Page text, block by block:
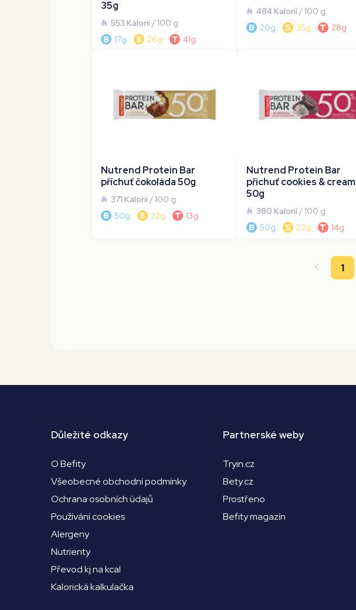
35g
553 Kalorií/ 100 g
B 17g S 26g T 41g
484 Kalorií/ 100 g
B
20g S 35g T 28g
Nutrend Protein Bar
příchuť čokoláda 50g
371 Kalorií/ 100 g
B 50g S 22g T 13g
Nutrend Protein Bar
příchuť cookies & cream
50g
380 Kalorií/ 100 g
B 50g S 22g T 14g
1
Důležité odkazy
O Befity
Všeobecné obchodní podmínky
Ochrana osobních údajů
Používání cookies
Alergeny
Nutrienty
Převod kj na kcal
Kalorická kalkulačka
Partnerské weby
Tryin.cz
Bety.cz
Prostřeno
Befity magazín